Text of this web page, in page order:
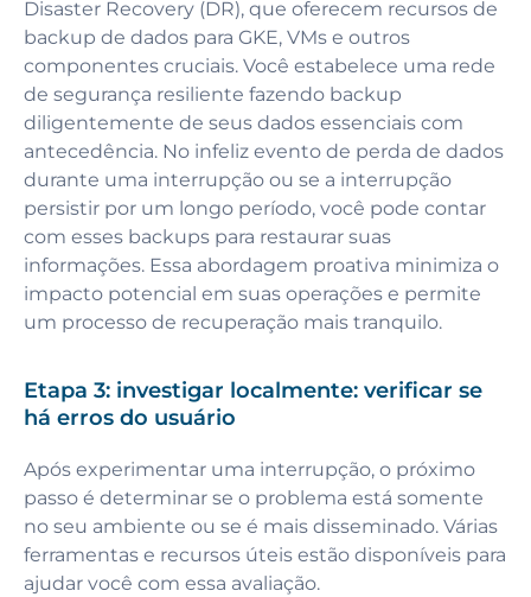
Disaster Recovery (DR), que oferecem recursos de
backup de dados para GKE, VMs e outros
componentes cruciais. Você estabelece uma rede
de segurança resiliente fazendo backup
diligentemente de seus dados essenciais com
antecedência. No infeliz evento de perda de dados
durante uma interrupção ou se a interrupção
persistir por um longo período, você pode contar
com esses backups para restaurar suas
informações. Essa abordagem proativa minimiza o
impacto potencial em suas operações e permite
um processo de recuperação mais tranquilo.
Etapa 3: investigar localmente: verificar se
há erros do usuário
Após experimentar uma interrupção, o próximo
passo é determinar se o problema está somente
no seu ambiente ou se é mais disseminado. Várias
ferramentas e recursos úteis estão disponíveis para
ajudar você com essa avaliação.